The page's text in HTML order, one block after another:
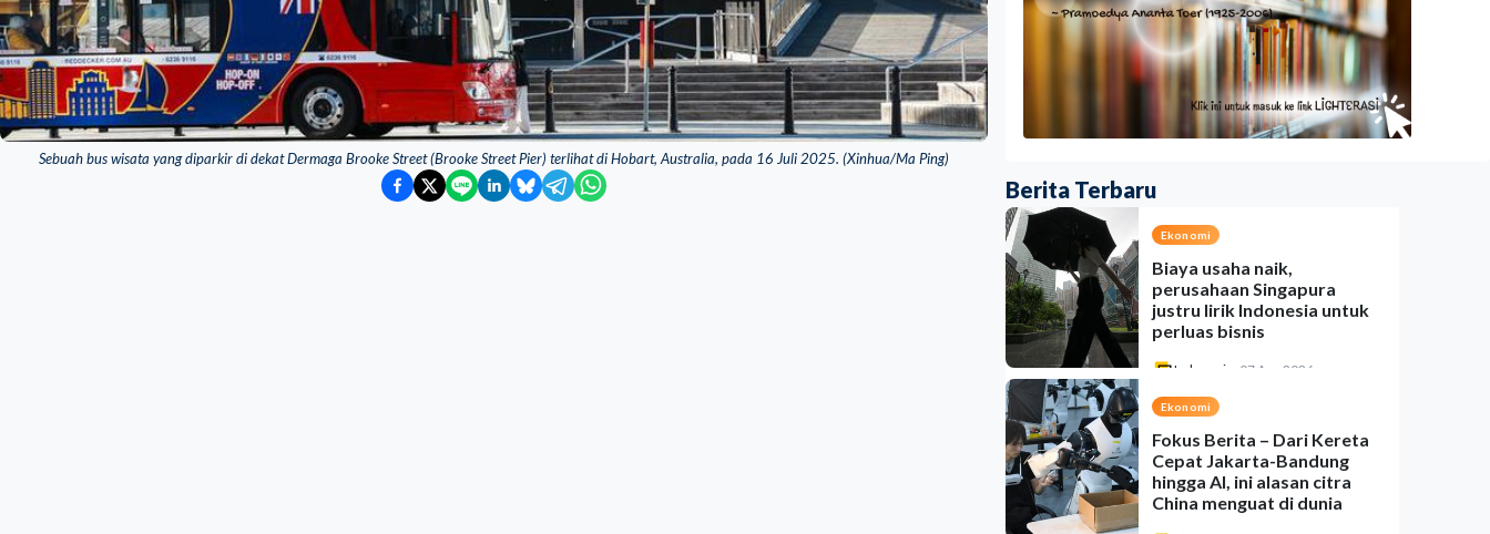
Sebuah bus wisata yang diparkir di dekat Dermaga Brooke Street (Brooke Street Pier) terlihat di Hobart, Australia, pada 16 Juli 2025. (Xinhua/Ma Ping)
Berita Terbaru
Ekonomi
Biaya usaha naik,
perusahaan Singapura
justru lirik Indonesia untuk
perluas bisnis
Indonesia 07 Aug 2026
Ekonomi
Fokus Berita – Dari Kereta
Cepat Jakarta-Bandung
hingga AI, ini alasan citra
China menguat di dunia